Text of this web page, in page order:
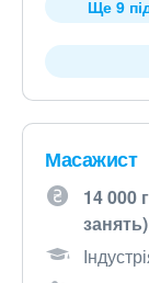
Ще 9
Масажист
14 000
занять)